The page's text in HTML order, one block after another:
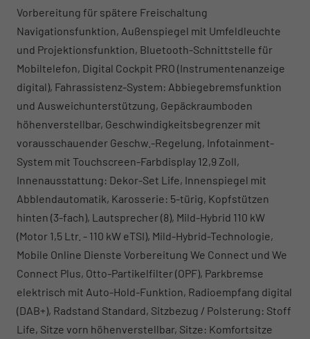
Vorbereitung für spätere Freischaltung
Navigationsfunktion, Außenspiegel mit Umfeldleuchte
und Projektionsfunktion, Bluetooth-Schnittstelle für
Mobiltelefon, Digital Cockpit PRO (Instrumentenanzeige
digital), Fahrassistenz-System: Abbiegebremsfunktion
und Ausweichunterstützung, Gepäckraumboden
höhenverstellbar, Geschwindigkeitsbegrenzer mit
vorausschauender Geschw.-Regelung, Infotainment-
System mit Touchscreen-Farbdisplay 12,9 Zoll,
Innenausstattung: Dekor-Set Life, Innenspiegel mit
Abblendautomatik, Karosserie: 5-türig, Kopfstützen
hinten (3-fach), Lautsprecher (8), Mild-Hybrid 110 kW
(Motor 1,5 Ltr. - 110 kW eTSI), Mild-Hybrid-Technologie,
Mobile Online Dienste Vorbereitung We Connect und We
Connect Plus, Otto-Partikelfilter (OPF), Parkbremse
elektrisch mit Auto-Hold-Funktion, Radioempfang digital
(DAB+), Radstand Standard, Sitzbezug / Polsterung: Stoff
Life, Sitze vorn höhenverstellbar, Sitze: Komfortsitze